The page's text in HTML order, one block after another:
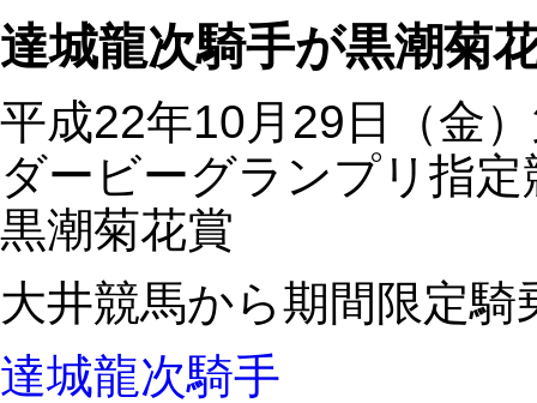
達城龍次騎手が黒潮菊
平成22年10月29日（金
ダービーグランプリ指
黒潮菊花賞
大井競馬から期間限定騎
達城龍次騎手